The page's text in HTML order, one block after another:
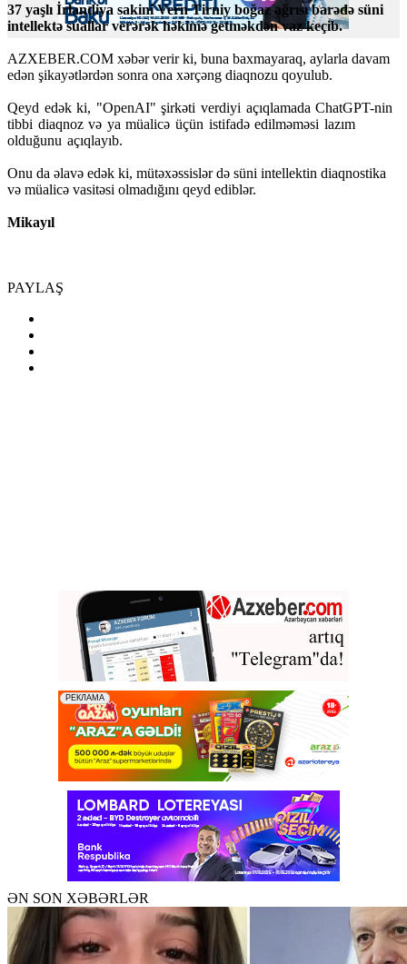
37 yaşlı İrlandiya sakini Vern Tirniy boğaz ağrısı barədə süni
intellektə suallar verərək həkimə getməkdən vaz keçib.
AZXEBER.COM xəbər verir ki, buna baxmayaraq, aylarla davam
edən şikayətlərdən sonra ona xərçəng diaqnozu qoyulub.
Qeyd edək ki, "OpenAI" şirkəti verdiyi açıqlamada ChatGPT-nin
tibbi diaqnoz və ya müalicə üçün istifadə edilməməsi lazım
olduğunu açıqlayıb.
Onu da əlavə edək ki, mütəxəssislər də süni intellektin diaqnostika
və müalicə vasitəsi olmadığını qeyd ediblər.
Mikayıl
PAYLAŞ
ƏN SON XƏBƏRLƏR